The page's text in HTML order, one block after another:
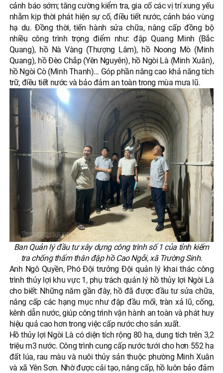
cảnh báo sớm; tăng cường kiểm tra, gia cố các vị trí xung yếu
nhằm kịp thời phát hiện sự cố, điều tiết nước, cảnh báo vùng
hạ du. Đồng thời, tiến hành sửa chữa, nâng cấp đồng bộ
nhiều công trình trọng điểm như: đập Quang Minh (Bắc
Quang), hồ Nà Vàng (Thượng Lâm), hồ Noong Mò (Minh
Quang), hồ Đèo Chắp (Yên Nguyên), hồ Ngòi Là (Minh Xuân),
hồ Ngòi Cò (Minh Thanh)… Góp phần nâng cao khả năng tích
trữ, điều tiết nước và bảo đảm an toàn trong mùa mưa lũ.
Ban Quản lý đầu tư xây dựng công trình số 1 của tỉnh kiểm
tra chống thấm thân đập hồ Cao Ngỗi, xã Trường Sinh.
Anh Ngô Quyền, Phó Đội trưởng Đội quản lý khai thác công
trình thủy lợi khu vực 1, phụ trách quản lý hồ thủy lợi Ngòi Là
cho biết: Những năm gần đây, hồ đã được đầu tư sửa chữa,
nâng cấp các hạng mục như đập đầu mối, tràn xả lũ, cống,
kênh dẫn nước, giúp công trình vận hành an toàn và phát huy
hiệu quả cao hơn trong việc cấp nước cho sản xuất.
Hồ thủy lợi Ngòi Là có diện tích rộng 80 ha, dung tích trên 3,2
triệu m3 nước. Công trình cung cấp nước tưới cho hơn 552 ha
đất lúa, rau màu và nuôi thủy sản thuộc phường Minh Xuân
và xã Yên Sơn. Nhờ được cải tạo, nâng cấp, hồ luôn bảo đảm